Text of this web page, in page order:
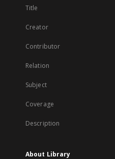
Title
Creator
Contributor
Relation
Subject
Coverage
Description
About Library